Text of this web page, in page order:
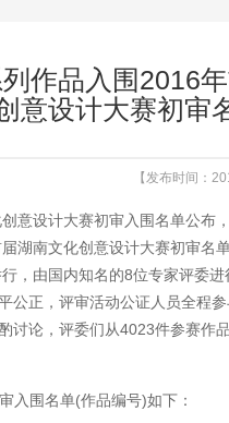
作品入围2016
意设计大赛初审
【发布时间：
意设计大赛初审入围名单公布
湖南文化创意设计大赛初审名
，由国内知名的8位专家评委进
公正，评审活动公证人员全程
讨论，评委们从4023件参赛作
入围名单(作品编号)如下：